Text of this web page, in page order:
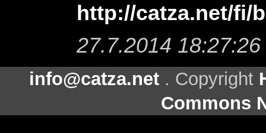
http://catza.net/fi/
27.7.2014 18:27:26
info@catza.net . Copyright
Commons